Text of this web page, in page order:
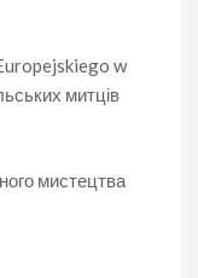
w
митців
мистецтва